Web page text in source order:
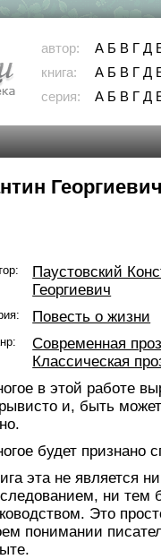
автор: А Б В Г Д
книга:
А Б В Г Д
серия:
А Б В Г Д
Паустовский
Георгиевич
Повесть о жизни
Современная
Классическая
в этой работе
и, быть
будет признано
эта не является
ни тем
Это
понимании